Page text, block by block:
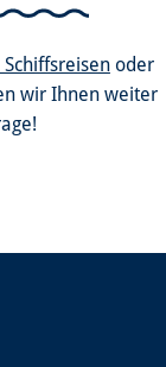
Schiffsreisenoder
wir Ihnen weiter